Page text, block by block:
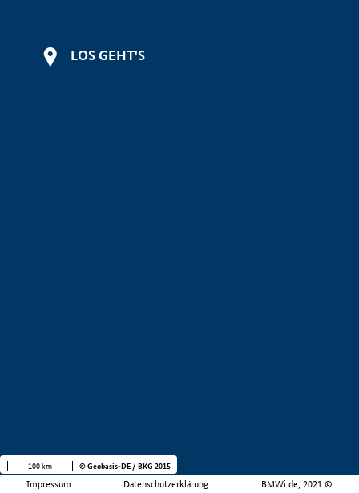
LOS GEHT'S
Impressum Datenschutzerklärung BMWi.de, 2021 ©
100 km © Geobasis-DE / BKG 2015